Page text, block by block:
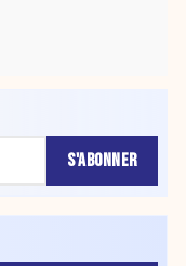
S'ABONNER